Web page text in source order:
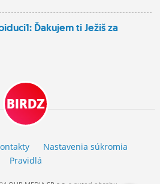
Ďakujem ti Ježiš za
BIRDZ
Nastavenia súkromia
Pravidlá